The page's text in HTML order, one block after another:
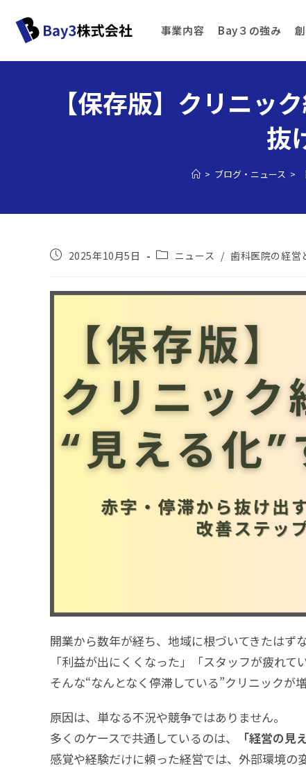
事業内容 Bay３の強み
【保存版】クリニッ
抜
> ブログ・ニュース >
2025年10月5日 ニュース / 歯科医院の経営
開業から数年が経ち、地域に根づいてきたは
「利益が出にくくなった」「スタッフが疲れて
そんな“なんとなく停滞している”クリニックが増
原因は、単なる不況や競争ではありません。
多くのケースで共通しているのは、
「経営の見
感覚や経験だけに頼った経営では、外部環境の